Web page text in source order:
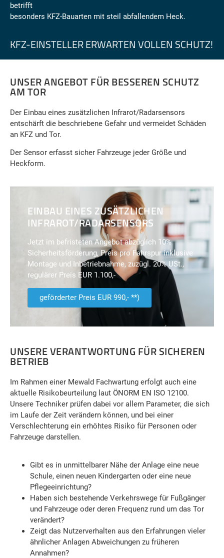
betrifft
besonders KFZ-Bauarten mit steil abfallendem Heck.
KFZ-EINSTELLER ERWARTEN VOLLEN SCHUTZ!
UNSER ANGEBOT FÜR BESSEREN SCHUTZ
AM TOR
Der Einbau eines zusätzlichen Infrarot/Radarsensors
entschärft die beschriebene Gefahr und vermeidet Schäden
an KFZ und Tor.
Der Sensor erfasst sicher Fahrzeuge jeder Größe und
Heckform.
EINBAU EINES ZUSÄTZLICHEN
INFRAROT/RADARSENSORS
Jetzt im befristeten Angebot abzüglich 10%
Sicherheitsförderung, Preis pro Fahrspur inklusive
Montage und Inbetriebnahme, zuzügl. 20% USt.,
regulärer Preis EUR 1.100,-
geförderter Preis EUR 990,- **)
UNSERE VERANTWORTUNG FÜR SICHEREN
BETRIEB
Im Rahmen einer Mewald Fachwartung erfolgt auch eine
aktuelle Risikobeurteilung laut ÖNORM EN ISO 12100.
Unsere Techniker prüfen dabei vor allem Parameter, die sich
im Laufe der Zeit verändern können, und bei einer
Verschlechterung ein erhöhtes Risiko für Personen oder
Fahrzeuge darstellen.
Gibt es in unmittelbarer Nähe der Anlage eine neue
Schule, einen neuen Kindergarten oder eine neue
Pflegeeinrichtung?
Haben sich bestehende Verkehrswege für Fußgänger
und Fahrzeuge oder deren Frequenz rund um das Tor
verändert?
Zeigt das Nutzerverhalten aus den Erfahrungen vieler
ähnlicher Anlagen Abweichungen zu früheren
Annahmen?